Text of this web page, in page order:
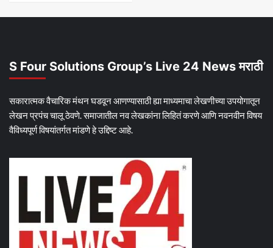
S Four Solutions Group’s Live 24 News मराठी
सकारात्मक वैचारिक मंथन घडवून आणण्यासाठी ह्या माध्यमाचा लेखणीच्या उपयोगातून
लेखन प्रपंच चालू ठेवणे. समाजातील नव लेखकांना लिहितं करणे आणि नवनवीन विषय
वैविध्यपूर्ण विषयांतर्गत मांडणे हे उद्दिष्ट आहे.